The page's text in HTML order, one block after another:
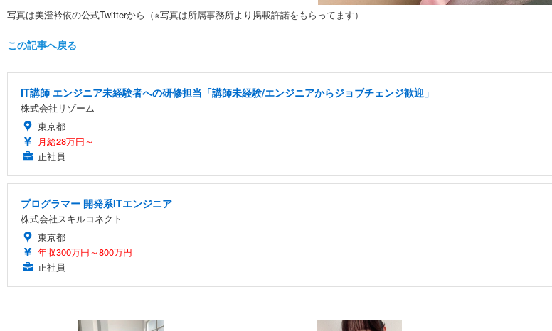
写真は美澄衿依の公式Twitterから（※写真は所属事務所より掲載許諾をもらってます）
この記事へ戻る
IT講師 エンジニア未経験者への研修担当「講師未経験/エンジニアからジョブチェンジ歓迎」
株式会社リゾーム
東京都
月給28万円～
正社員
プログラマー 開発系ITエンジニア
株式会社スキルコネクト
東京都
年収300万円～800万円
正社員